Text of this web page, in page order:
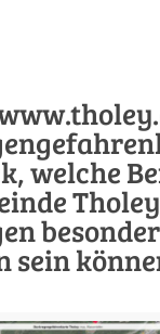
welche
sein